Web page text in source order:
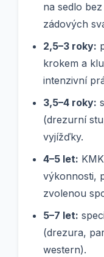
na sedlo
zádových
2,5–3 roky:
krokem a
intenzivní
3,5–4 roky:
(drezurní
vyjížďky.
4–5 let:
výkonnosti,
zvolenou
5–7 let:
(drezura,
western).